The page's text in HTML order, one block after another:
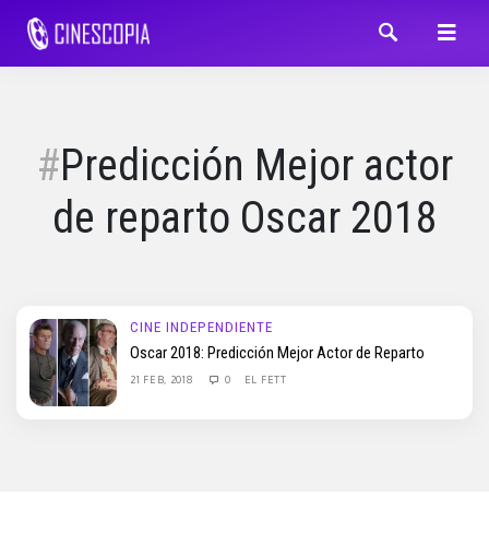
Predicción Mejor actor
de reparto Oscar 2018
CINE INDEPENDIENTE
Oscar 2018: Predicción Mejor Actor de Reparto
21 FEB, 2018 0 EL FETT